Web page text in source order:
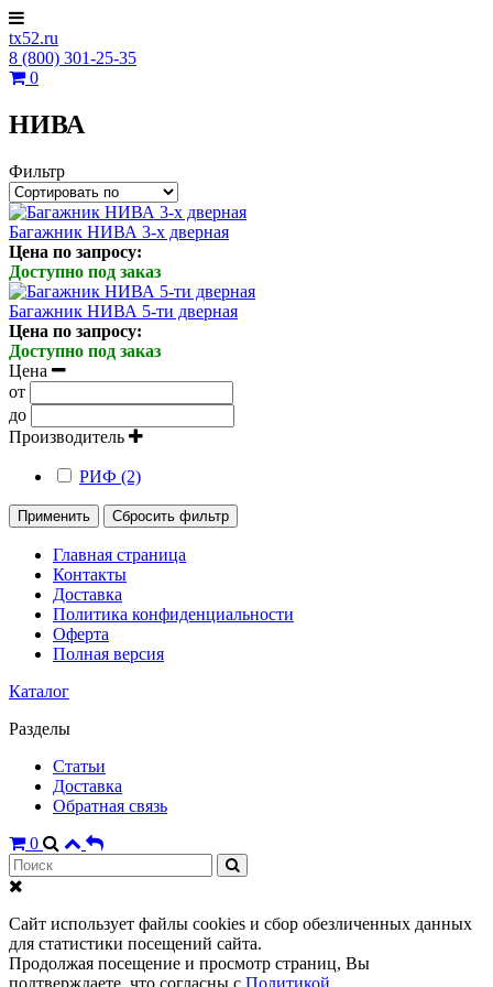
tx52.ru
8 (800) 301-25-35
0
НИВА
Фильтр
Багажник НИВА 3-х дверная
Цена по запросу:
Доступно под заказ
Багажник НИВА 5-ти дверная
Цена по запросу:
Доступно под заказ
Цена
от
до
Производитель
РИФ (2)
Применить Сбросить фильтр
Главная страница
Контакты
Доставка
Политика конфиденциальности
Оферта
Полная версия
Каталог
Разделы
Статьи
Доставка
Обратная связь
0
Сайт использует файлы cookies и сбор обезличенных данных
для статистики посещений сайта.
Продолжая посещение и просмотр страниц, Вы
подтверждаете, что согласны с Политикой